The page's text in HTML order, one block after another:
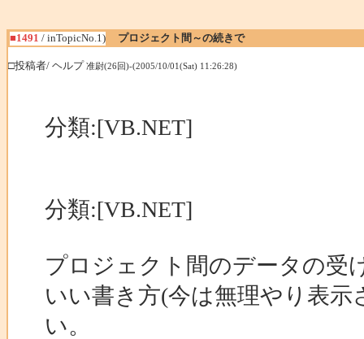
■1491 / inTopicNo.1) プロジェクト間～の続きで
□投稿者/ ヘルプ 准尉(26回)-(2005/10/01(Sat) 11:26:28)
分類:[VB.NET]
分類:[VB.NET]
プロジェクト間のデータの受
いい書き方(今は無理やり表
い。